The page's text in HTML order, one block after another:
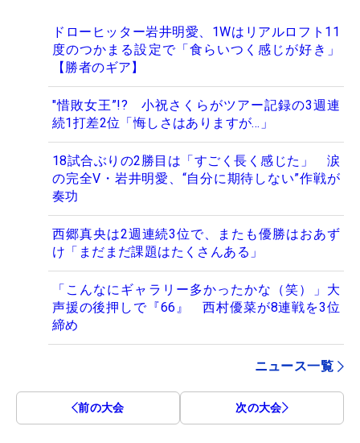
ドローヒッター岩井明愛、1Wはリアルロフト11
度のつかまる設定で「食らいつく感じが好き」
【勝者のギア】
"惜敗女王”!? 小祝さくらがツアー記録の3週連
続1打差2位「悔しさはありますが…」
18試合ぶりの2勝目は「すごく長く感じた」 涙
の完全V・岩井明愛、“自分に期待しない”作戦が
奏功
西郷真央は2週連続3位で、またも優勝はおあず
け「まだまだ課題はたくさんある」
「こんなにギャラリー多かったかな（笑）」大
声援の後押しで『66』 西村優菜が8連戦を3位
締め
ニュース一覧
前の大会 次の大会